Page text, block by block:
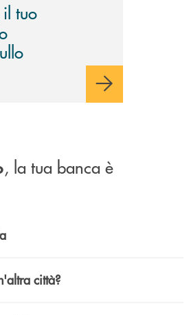
il tuo
, la tua banca è
città?